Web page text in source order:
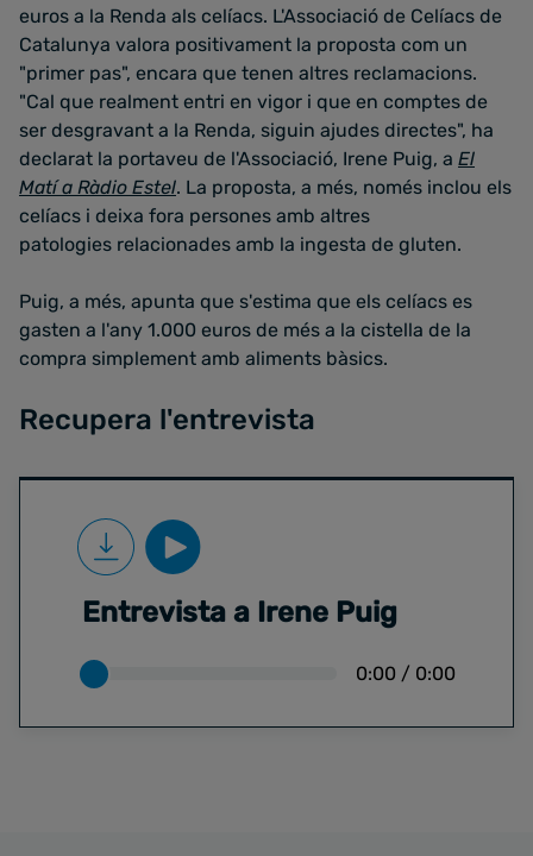
euros a la Renda als celíacs. L'Associació de Celíacs de
Catalunya valora positivament la proposta com un
"primer pas", encara que tenen altres reclamacions.
"Cal que realment entri en vigor i que en comptes de
ser desgravant a la Renda, siguin ajudes directes", ha
declarat la portaveu de l'Associació, Irene Puig, a El
Matí a Ràdio Estel. La proposta, a més, només inclou els
celíacs i deixa fora persones amb altres
patologies relacionades amb la ingesta de gluten.
Puig, a més, apunta que s'estima que els celíacs es
gasten a l'any 1.000 euros de més a la cistella de la
compra simplement amb aliments bàsics.
Recupera l'entrevista
Entrevista a Irene Puig
0:00 / 0:00